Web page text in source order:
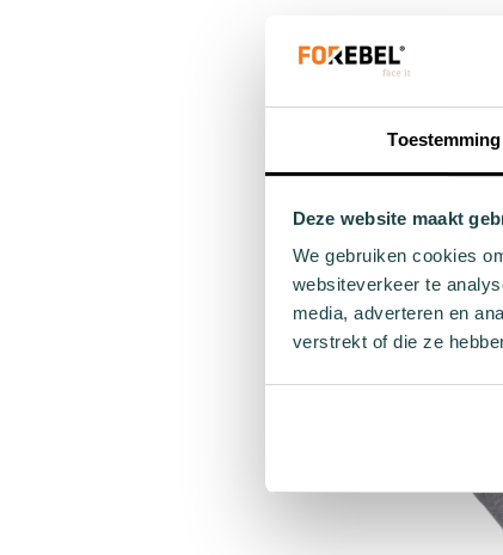
Toestemming
Deze website maakt
We gebruiken cookies
websiteverkeer te
media, adverteren en
verstrekt of die ze
Black
36 -